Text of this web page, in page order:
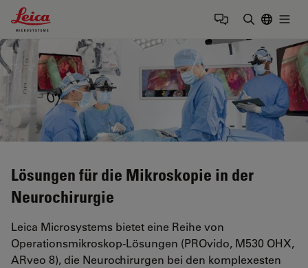
Leica Microsystems Logo
Lösungen für die Mikroskopie in der
Neurochirurgie
Leica Microsystems bietet eine Reihe von
Operationsmikroskop-Lösungen (PROvido, M530 OHX,
ARveo 8), die Neurochirurgen bei den komplexesten